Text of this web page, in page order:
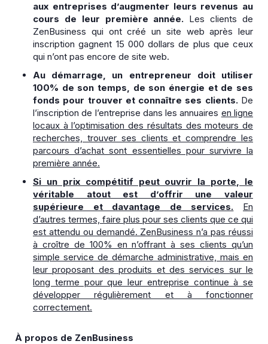
aux entreprises d’augmenter leurs revenus au
cours de leur première année. Les clients de
ZenBusiness qui ont créé un site web après leur
inscription gagnent 15 000 dollars de plus que ceux
qui n’ont pas encore de site web.
Au démarrage, un entrepreneur doit utiliser
100% de son temps, de son énergie et de ses
fonds pour trouver et connaître ses clients.De
l’inscription de l’entreprise dans les annuaires en ligne
locaux à l’optimisation des résultats des moteurs de
recherches, trouver ses clients et comprendre les
parcours d’achat sont essentielles pour survivre la
première année.
Si un prix compétitif peut ouvrir la porte, le
véritable atout est d’offrir une valeur
supérieure et davantage de services.
En
d’autres termes, faire plus pour ses clients que ce qui
est attendu ou demandé. ZenBusiness n’a pas réussi
à croître de 100% en n’offrant à ses clients qu’un
simple service de démarche administrative, mais en
leur proposant des produits et des services sur le
long terme pour que leur entreprise continue à se
développer régulièrement et à fonctionner
correctement.
À propos de ZenBusiness